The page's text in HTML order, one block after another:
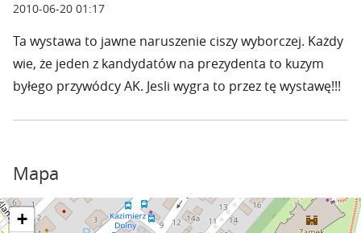
2010-06-20 01:17
Ta wystawa to jawne naruszenie ciszy wyborczej. Każdy
wie, że jeden z kandydatów na prezydenta to kuzym
byłego przywódcy AK. Jesli wygra to przez tę wystawę!!!
Mapa
+